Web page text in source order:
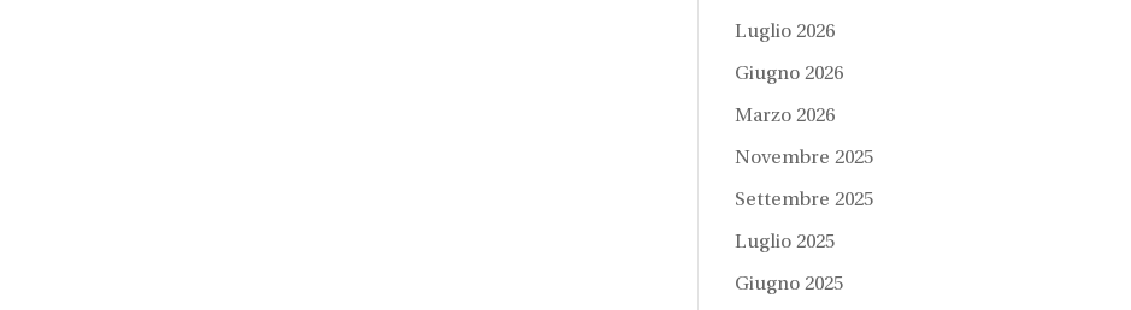
Luglio 2026
Giugno 2026
Marzo 2026
Novembre 2025
Settembre 2025
Luglio 2025
Giugno 2025